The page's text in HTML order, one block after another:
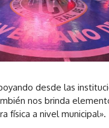
desde las
nos brinda
física a nivel municipal».